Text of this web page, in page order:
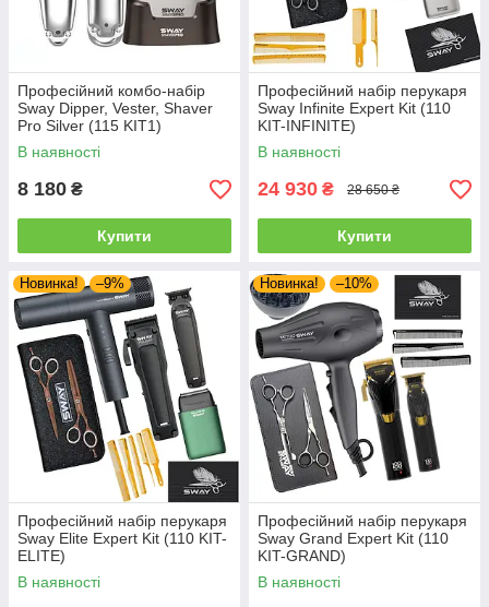
Професійний комбо-набір
Sway Dipper, Vester, Shaver
Pro Silver (115 KIT1)
В наявності
8 180 ₴
Купити
Професійний набір перукаря
Sway Infinite Expert Kit (110
KIT-INFINITE)
В наявності
24 930 ₴ 28 650 ₴
Купити
Новинка! –9%
Професійний набір перукаря
Sway Elite Expert Kit (110 KIT-
ELITE)
В наявності
Новинка! –10%
Професійний набір перукаря
Sway Grand Expert Kit (110
KIT-GRAND)
В наявності